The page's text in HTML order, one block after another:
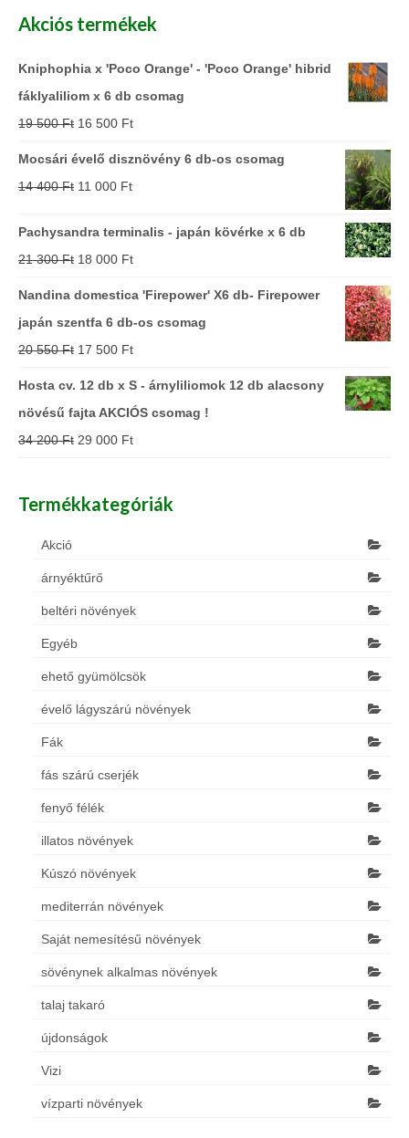
Akciós termékek
Kniphophia x 'Poco Orange' - 'Poco Orange' hibrid
fáklyaliliom x 6 db csomag
19 500Ft 16 500 Ft
Mocsári évelő disznövény 6 db-os csomag
14 400Ft 11 000 Ft
Pachysandra terminalis - japán kövérke x 6 db
21 300Ft 18 000 Ft
Nandina domestica 'Firepower' X6 db- Firepower
japán szentfa 6 db-os csomag
20 550Ft 17 500 Ft
Hosta cv. 12 db x S - árnyliliomok 12 db alacsony
növésű fajta AKCIÓS csomag !
34 200Ft 29 000 Ft
Termékkategóriák
Akció
árnyéktűrő
beltéri növények
Egyéb
ehető gyümölcsök
évelő lágyszárú növények
Fák
fás szárú cserjék
fenyő félék
illatos növények
Kúszó növények
mediterrán növények
Saját nemesítésű növények
sövénynek alkalmas növények
talaj takaró
újdonságok
Vizi
vízparti növények